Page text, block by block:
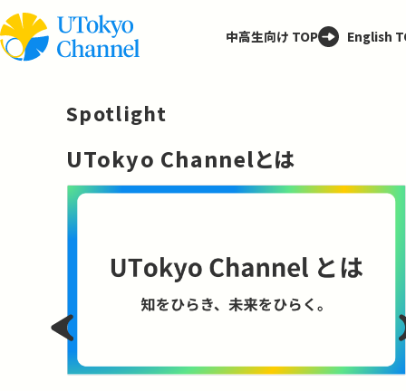
中高生向け TOP English
Spotlight
UTokyo Channelとは